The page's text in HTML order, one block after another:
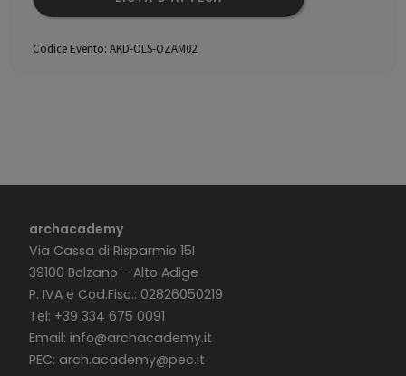
Codice Evento: AKD-OLS-OZAM02
archacademy
Via Cassa di Risparmio 15I
39100 Bolzano – Alto Adige
P. IVA e Cod.Fisc.: 02826050219
Tel: +39 334 675 0091
Email: info@archacademy.it
PEC: arch.academy@pec.it